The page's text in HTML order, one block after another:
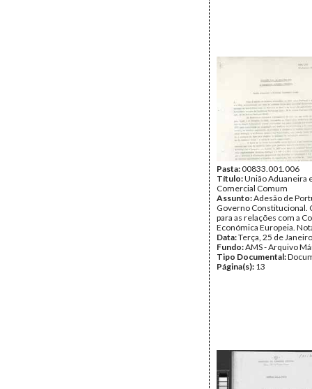
Pasta:00833.001.006
Título:União Aduaneira
Comercial Comum
Assunto:Adesão de
Governo Constitucional.
para as relações com a
Económica Europeia.
Data:Terça, 25 de
Fundo:AMS - Arquivo
Tipo Documental:
Página(s): 13